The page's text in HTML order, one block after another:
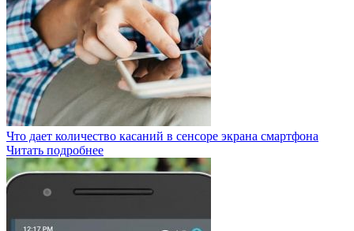
Что дает количество касаний в сенсоре экрана смартфона
Читать подробнее